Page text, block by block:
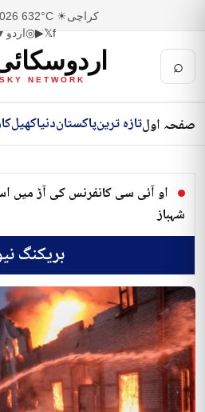
کراچی☀ 32°C
6 August 2026
f
𝕏
▶
◎اردو
⌕
NETWORK
صفحہ اولتازہ ترینپاکستاندنیاکھیل
او آئی سی کانفرنس کی آڑ میں
شہباز
بریکنگ